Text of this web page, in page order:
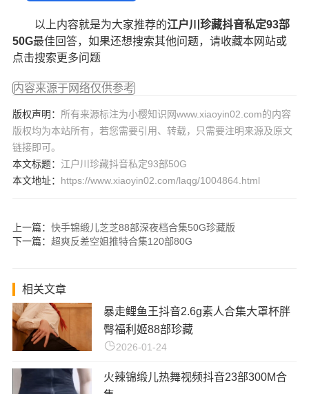
以上内容就是为大家推荐的江户川珍藏抖音私定93部
50G最佳回答，如果还想搜索其他问题，请收藏本网站或
点击搜索更多问题
内容来源于网络仅供参考
版权声明： 所有来源标注为小樱知识网www.xiaoyin02.com的内容
版权均为本站所有，若您需要引用、转载，只需要注明来源及原文
链接即可。
本文标题： 江户川珍藏抖音私定93部50G
本文地址： https://www.xiaoyin02.com/laqg/1004864.html
上一篇： 快手锦缎儿芝芝88部深夜档合集50G珍藏版
下一篇： 超爽反差空姐推特合集120部80G
相关文章
暴走鲤鱼王抖音2.6g素人合集大罩杯胖
臀福利姬88部珍藏
2026-01-24
火辣锦缎儿热舞视频抖音23部300M合